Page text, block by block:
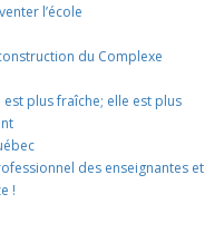
l’école
du Complexe
est plus fraîche; elle est plus
des enseignantes et
!